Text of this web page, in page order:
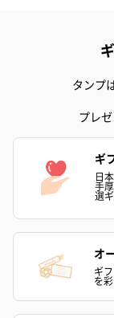
タンプ
プレ
ギ
日
手
選
オ
ギ
を